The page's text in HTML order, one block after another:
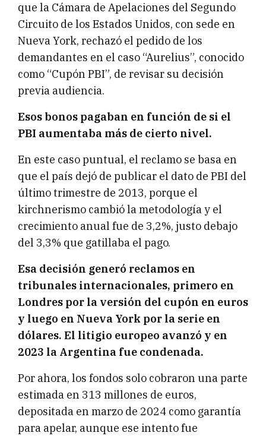
que la Cámara de Apelaciones del Segundo
Circuito de los Estados Unidos, con sede en
Nueva York, rechazó el pedido de los
demandantes en el caso “Aurelius”, conocido
como “Cupón PBI”, de revisar su decisión
previa audiencia.
Esos bonos pagaban en función de si el
PBI aumentaba más de cierto nivel.
En este caso puntual, el reclamo se basa en
que el país dejó de publicar el dato de PBI del
último trimestre de 2013, porque el
kirchnerismo cambió la metodología y el
crecimiento anual fue de 3,2%, justo debajo
del 3,3% que gatillaba el pago.
Esa decisión generó reclamos en
tribunales internacionales, primero en
Londres por la versión del cupón en euros
y luego en Nueva York por la serie en
dólares. El litigio europeo avanzó y en
2023 la Argentina fue condenada.
Por ahora, los fondos solo cobraron una parte
estimada en 313 millones de euros,
depositada en marzo de 2024 como garantía
para apelar, aunque ese intento fue